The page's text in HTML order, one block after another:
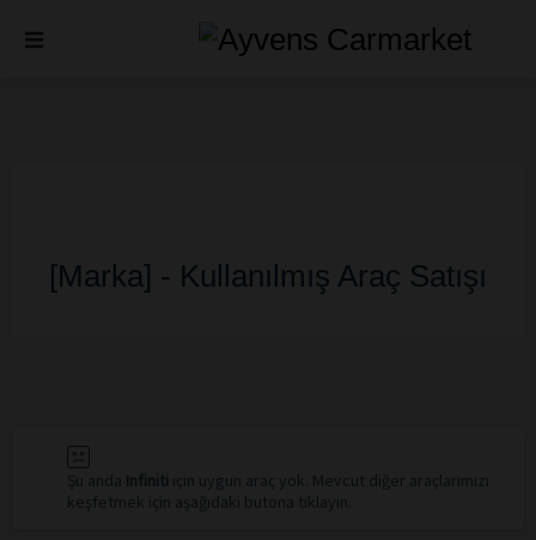
[Marka] - Kullanılmış Araç Satışı
Şu anda Infiniti için uygun araç yok. Mevcut diğer araçlarımızı
keşfetmek için aşağıdaki butona tıklayın.